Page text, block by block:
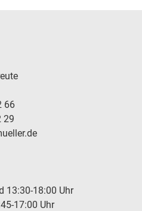
66
29
13:30-18:00 Uhr
17:00 Uhr